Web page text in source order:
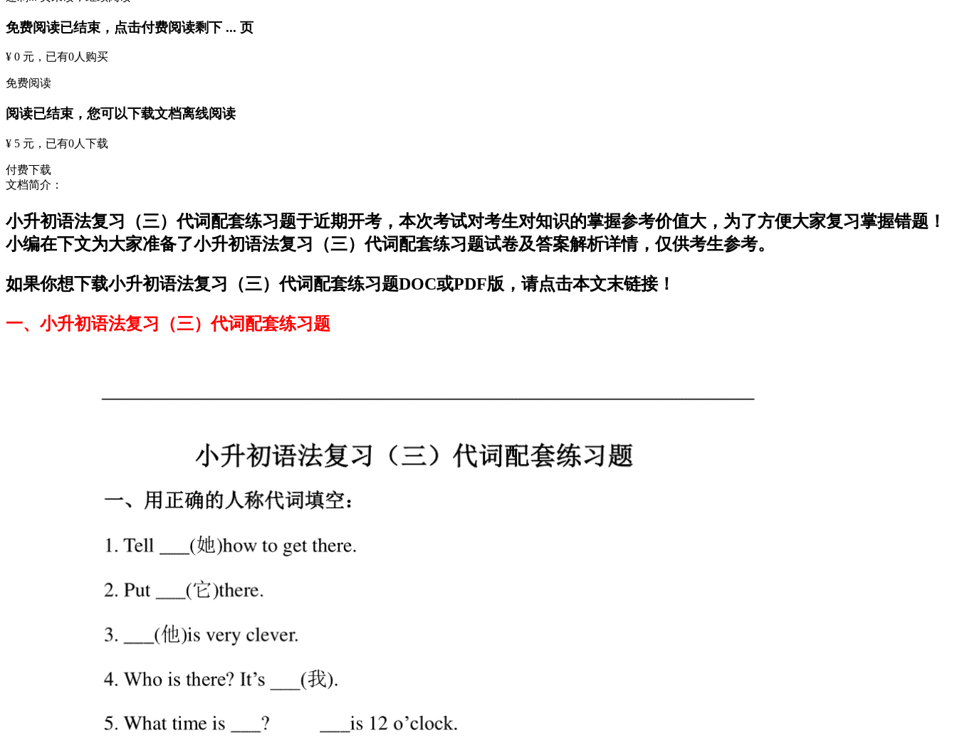
免费阅读已结束，点击付费阅读剩下 ... 页
¥ 0 元 ，已有0人购买
免费阅读
阅读已结束，您可以下载文档离线阅读
¥ 5 元 ，已有0人下载
付费下载
文档简介：
小升初语法复习（三）代词配套练习题于近期开考，本次考试对考生对知识的掌握参考价值大，为了方便大家复习掌握错题！
小编在下文为大家准备了小升初语法复习（三）代词配套练习题试卷及答案解析详情，仅供考生参考。
如果你想下载小升初语法复习（三）代词配套练习题DOC或PDF版，请点击本文末链接！
一、小升初语法复习（三）代词配套练习题